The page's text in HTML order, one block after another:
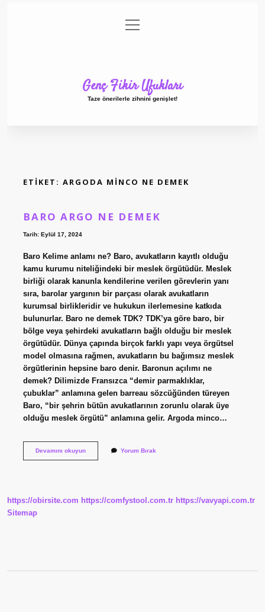
Gizlilik Politikası
menüyü
aç
Genç Fikir Ufukları
Taze önerilerle zihnini genişlet!
ETIKET: ARGODA MINCO NE DEMEK
BARO ARGO NE DEMEK
Tarih: Eylül 17, 2024
Baro Kelime anlamı ne? Baro, avukatların kayıtlı olduğu
kamu kurumu niteliğindeki bir meslek örgütüdür. Meslek
birliği olarak kanunla kendilerine verilen görevlerin yanı
sıra, barolar yargının bir parçası olarak avukatların
kurumsal birlikleridir ve hukukun ilerlemesine katkıda
bulunurlar. Baro ne demek TDK? TDK’ya göre baro, bir
bölge veya şehirdeki avukatların bağlı olduğu bir meslek
örgütüdür. Dünya çapında birçok farklı yapı veya örgütsel
model olmasına rağmen, avukatların bu bağımsız meslek
örgütlerinin hepsine baro denir. Baronun açılımı ne
demek? Dilimizde Fransızca “demir parmaklıklar,
çubuklar” anlamına gelen barreau sözcüğünden türeyen
Baro, “bir şehrin bütün avukatlarının zorunlu olarak üye
olduğu meslek örgütü” anlamına gelir. Argoda minco…
Devamını okuyunBaro
Yorum Bırak
https://obirsite.com https://comfystool.com.tr https://vavyapi.com.tr
Sitemap